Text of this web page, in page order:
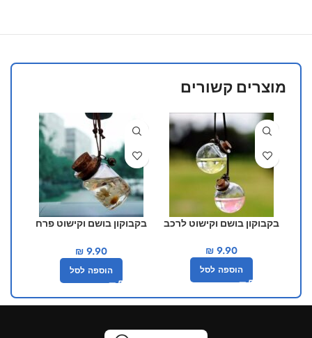
מוצרים קשורים
בקבוקון בושם וקישוט לרכב
₪9.90
הוספה לסל
בקבוקון בושם וקישוט פרח
₪9.90
הוספה לסל